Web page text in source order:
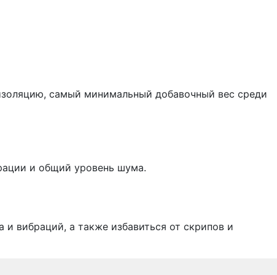
самый минимальный добавочный вес среди
и общий уровень шума.
вибраций, а также избавиться от скрипов и